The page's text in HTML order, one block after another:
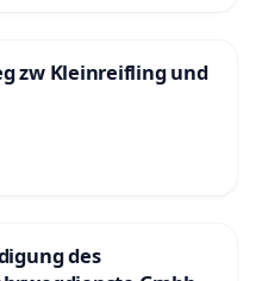
zw Kleinreifling und
des